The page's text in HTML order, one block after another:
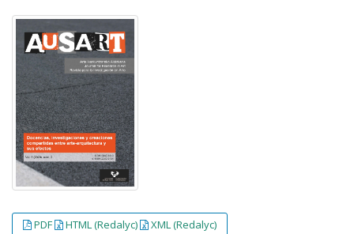
PDF HTML (Redalyc) XML (Redalyc)